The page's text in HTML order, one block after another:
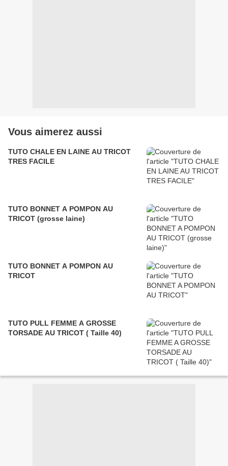
Vous aimerez aussi
TUTO CHALE EN LAINE AU TRICOT
TRES FACILE
TUTO BONNET A POMPON AU
TRICOT (grosse laine)
TUTO BONNET A POMPON AU
TRICOT
TUTO PULL FEMME A GROSSE
TORSADE AU TRICOT ( Taille 40)